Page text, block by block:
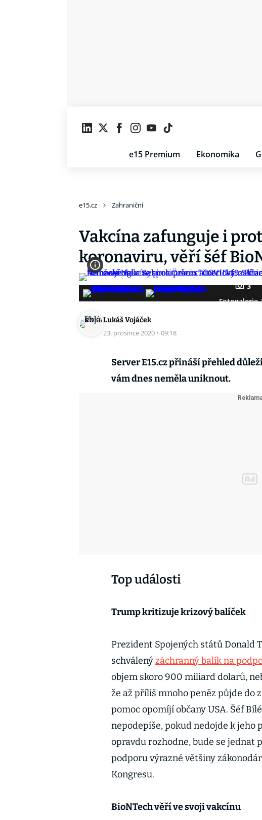
e15 Premium Ekonomika
e15.cz Zahraniční
Vakcína zafunguje i
koronaviru, věří šéf
3
Fotogalerie
Lukáš Vojáček
23. prosince 2020 · 09:18
Server E15.cz přináší přehled
vám dnes neměla uniknout.
Top události
Trump kritizuje krizový balíček
Prezident Spojených států Donald
schválenýzáchranný balík na
objem skoro 900 miliard dolarů,
že až příliš mnoho peněz půjde do
pomoc opomíjí občany USA. Šéf
nepodepíše, pokud nedojde k jeho
opravdu rozhodne, bude se jednat
podporu výrazné většiny
Kongresu.
BioNTech věří ve svoji vakcínu